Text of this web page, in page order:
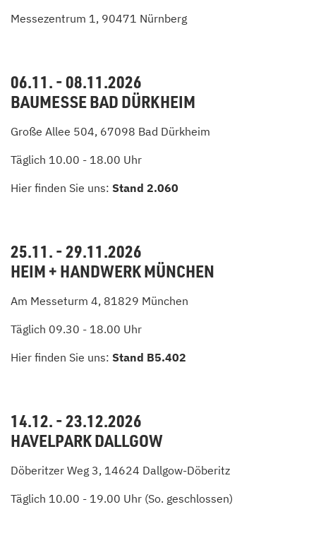
Messezentrum 1, 90471 Nürnberg
06.11. - 08.11.2026
BAUMESSE BAD DÜRKHEIM
Große Allee 504, 67098 Bad Dürkheim
Täglich 10.00 - 18.00 Uhr
Hier finden Sie uns: Stand 2.060
25.11. - 29.11.2026
HEIM + HANDWERK MÜNCHEN
Am Messeturm 4, 81829 München
Täglich 09.30 - 18.00 Uhr
Hier finden Sie uns: Stand B5.402
14.12. - 23.12.2026
HAVELPARK DALLGOW
Döberitzer Weg 3, 14624 Dallgow-Döberitz
Täglich 10.00 - 19.00 Uhr (So. geschlossen)